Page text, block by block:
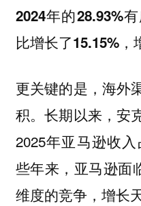
2024年的28.93%
比增长了15.15%，
更关键的是，海外
积。长期以来，安
2025年亚马逊收
些年来，亚马逊面
维度的竞争，增长